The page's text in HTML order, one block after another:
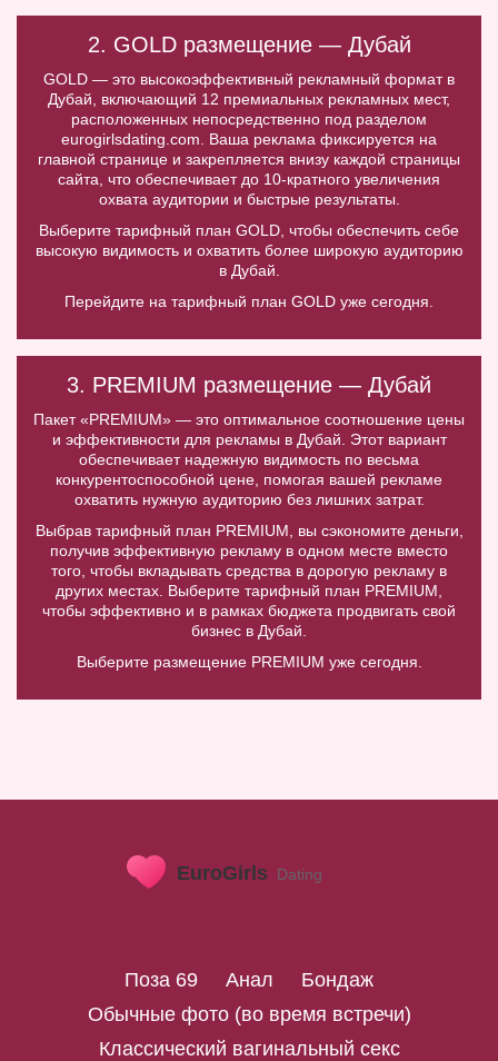
2. GOLD размещение — Дубай
GOLD — это высокоэффективный рекламный формат в
Дубай, включающий 12 премиальных рекламных мест,
расположенных непосредственно под разделом
eurogirlsdating.com. Ваша реклама фиксируется на
главной странице и закрепляется внизу каждой страницы
сайта, что обеспечивает до 10-кратного увеличения
охвата аудитории и быстрые результаты.
Выберите тарифный план GOLD, чтобы обеспечить себе
высокую видимость и охватить более широкую аудиторию
в Дубай.
Перейдите на тарифный план GOLD уже сегодня.
3. PREMIUM размещение — Дубай
Пакет «PREMIUM» — это оптимальное соотношение цены
и эффективности для рекламы в Дубай. Этот вариант
обеспечивает надежную видимость по весьма
конкурентоспособной цене, помогая вашей рекламе
охватить нужную аудиторию без лишних затрат.
Выбрав тарифный план PREMIUM, вы сэкономите деньги,
получив эффективную рекламу в одном месте вместо
того, чтобы вкладывать средства в дорогую рекламу в
других местах. Выберите тарифный план PREMIUM,
чтобы эффективно и в рамках бюджета продвигать свой
бизнес в Дубай.
Выберите размещение PREMIUM уже сегодня.
Поза 69 Анал
Бондаж
Обычные фото (во время встречи)
Классический вагинальный секс